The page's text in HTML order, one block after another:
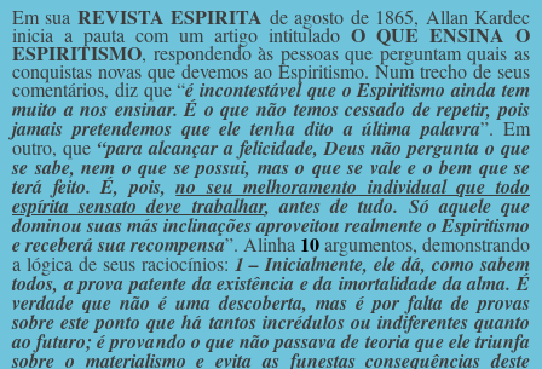
Em sua REVISTA ESPIRITA de agosto de 1865, Allan Kardec
inicia a pauta com um artigo intitulado O QUE ENSINA O
ESPIRITISMO, respondendo às pessoas que perguntam quais as
conquistas novas que devemos ao Espiritismo. Num trecho de seus
comentários, diz que “é incontestável que o Espiritismo ainda tem
muito a nos ensinar. É o que não temos cessado de repetir, pois
jamais pretendemos que ele tenha dito a última palavra”. Em
outro, que “para alcançar a felicidade, Deus não pergunta o que
se sabe, nem o que se possui, mas o que se vale e o bem que se
terá feito. É, pois,no seu melhoramento individual que todo
espírita sensato deve trabalhar, antes de tudo. Só aquele que
dominou suas más inclinações aproveitou realmente o Espiritismo
e receberá sua recompensa”. Alinha 10argumentos, demonstrando
a lógica de seus raciocínios: 1 – Inicialmente, ele dá, como sabem
todos, a prova patente da existência e da imortalidade da alma. É
verdade que não é uma descoberta, mas é por falta de provas
sobre este ponto que há tantos incrédulos ou indiferentes quanto
ao futuro; é provando o que não passava de teoria que ele triunfa
sobre o materialismo e evita as funestas consequências deste